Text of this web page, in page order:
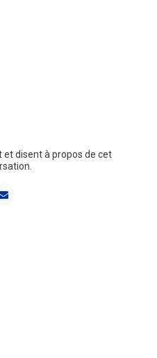
et disent à propos de cet